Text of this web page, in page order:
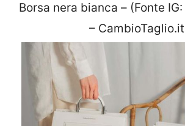
Borsa nera bianca – (Fonte
– CambioTaglio.it